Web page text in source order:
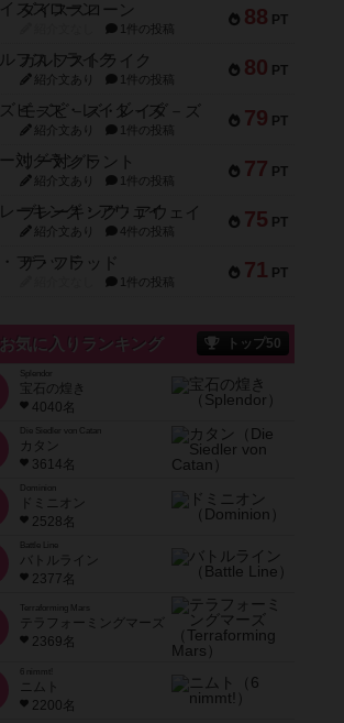
88 PT
ダイススローン
1件の投稿
80 PT
ガルフストライク
紹介文あり 1件の投稿
79 PT
モズビ－ズ・レイダ－ズ
紹介文あり 1件の投稿
77 PT
リー対グラント
紹介文あり 1件の投稿
75 PT
ブレーキング・アウェイ
紹介文あり 4件の投稿
71 PT
ザ・フラッド
1件の投稿
お気に入りランキング トップ50
宝石の煌き
4040名
Die Siedler von Catan
カタン
3614名
ドミニオン
2528名
Battle Line
バトルライン
2377名
Terraforming Mars
テラフォーミングマーズ
2369名
ニムト
2200名